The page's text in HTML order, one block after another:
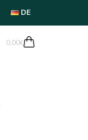
DE
0,00€